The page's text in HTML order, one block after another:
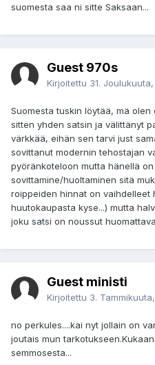
suomesta saa ni sitte Saksaan...
Guest 970s
Kirjoitettu 31.
Suomesta tuskin löytää, mä
sitten yhden satsin ja välittänyt
värkkää, eihän sen tarvi just
sovittanut modernin tehostajan
pyöränkoteloon mutta hänellä
sovittamine/huoltaminen sitä
roippeiden hinnat on vaihdelleet
huutokaupasta kyse...) mutta
joku satsi on noussut
Guest ministi
Kirjoitettu 3.
no perkules....kai nyt jollain on
joutais mun
semmosesta...